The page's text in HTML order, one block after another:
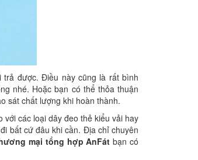
được. Điều này cũng là rất bình
nhé. Hoặc bạn có thể thỏa thuận
sát chất lượng khi hoàn thành.
các loại dây đeo thẻ kiểu vải hay
bất cứ đâu khi cần. Địa chỉ chuyên
mại tổng hợp AnFát bạn có